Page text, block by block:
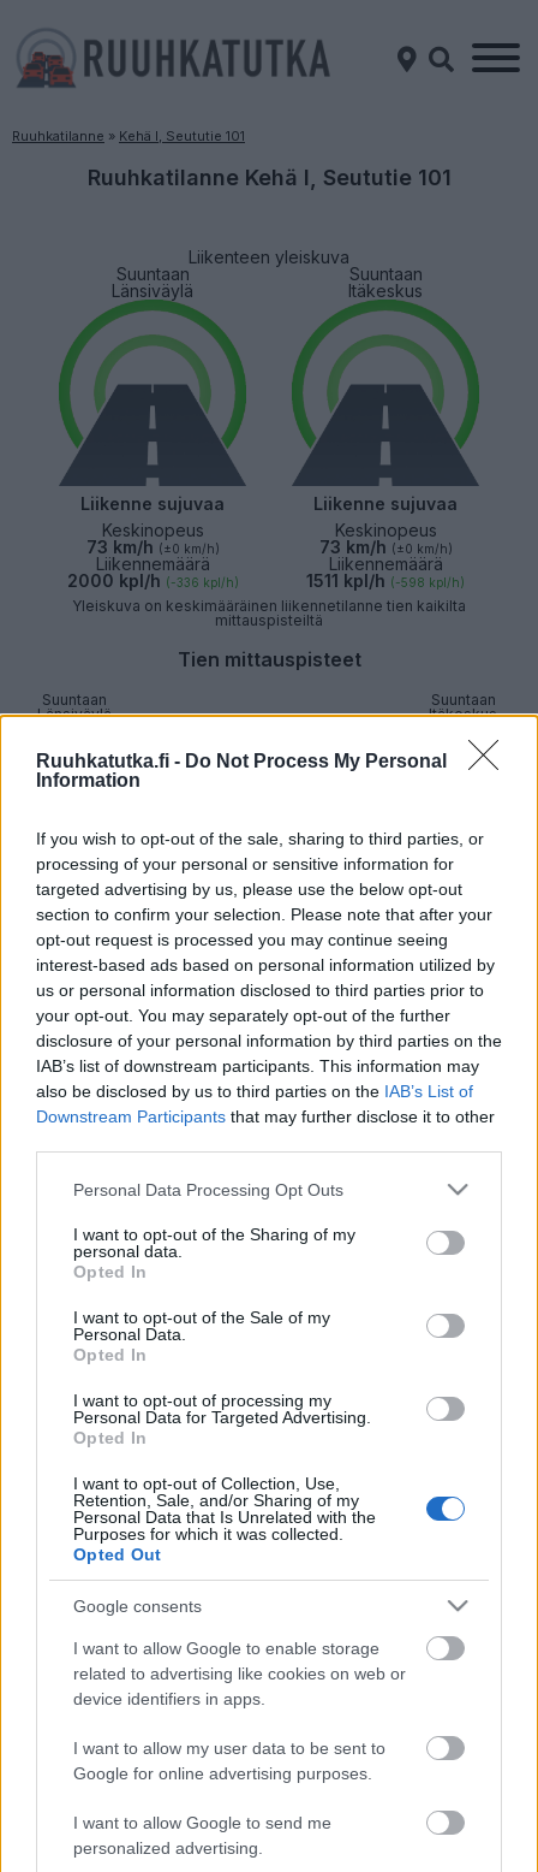
Ruuhkatutka.fi - Do Not Process My Personal
Information
If you wish to opt-out of the sale, sharing to third parties, or
processing of your personal or sensitive information for
targeted advertising by us, please use the below opt-out
section to confirm your selection. Please note that after your
opt-out request is processed you may continue seeing
interest-based ads based on personal information utilized by
us or personal information disclosed to third parties prior to
your opt-out. You may separately opt-out of the further
disclosure of your personal information by third parties on the
IAB’s list of downstream participants. This information may
also be disclosed by us to third parties on the IAB’s List of
Downstream Participants that may further disclose it to other
Please note that this website/app uses one or more Google
not limited to your visit or usage behaviour. You may click to
grant or deny consent to Google and its third-party tags to
use your data for below specified purposes in below Google
consent section.
Personal Data Processing Opt Outs
I want to opt-out of the Sharing of my
personal data.
Opted In
I want to opt-out of the Sale of my
Personal Data.
Opted In
I want to opt-out of processing my
Personal Data for Targeted Advertising.
Opted In
I want to opt-out of Collection, Use,
Retention, Sale, and/or Sharing of my
Personal Data that Is Unrelated with the
Purposes for which it was collected.
Opted Out
Google consents
I want to allow Google to enable storage
related to advertising like cookies on web or
device identifiers in apps.
I want to allow my user data to be sent to
Google for online advertising purposes.
I want to allow Google to send me
personalized advertising.
Ruuhkatilanne » Kehä I, Seututie 101
Ruuhkatilanne Kehä I, Seututie 101
Liikenteen yleiskuva
Suuntaan
Länsiväylä
Liikenne sujuvaa
Keskinopeus
73 km/h (±0 km/h)
Liikennemäärä
2000 kpl/h (-336 kpl/h)
Suuntaan
Itäkeskus
Liikenne sujuvaa
Keskinopeus
73 km/h (±0 km/h)
Liikennemäärä
1511 kpl/h (-598 kpl/h)
Yleiskuva on keskimääräinen liikennetilanne tien kaikilta
mittauspisteiltä
Tien mittauspisteet
Suuntaan
Länsiväylä
Espoo, Keilaniemi
Suuntaan
Itäkeskus
Suuntaan
Länsiväylä
Sujuvaa
Espoo, Laajalahti
Suuntaan
Itäkeskus
Sujuvaa
Suuntaan
Länsiväylä
Sujuvaa
Espoo, Leppävaara
Suuntaan
Sujuvaa
Länsiväylä
Sujuvaa
Helsinki, Konala
Itäkeskus
Sujuvaa
Suuntaan
Sujuvaa
Suuntaan
Länsiväylä
Sujuvaa
Helsinki, Länsi-Pakila
Suuntaan
Sujuvaa
Suuntaan
Länsiväylä
Sujuvaa
Helsinki, Malmi
Itäkeskus
Sujuvaa